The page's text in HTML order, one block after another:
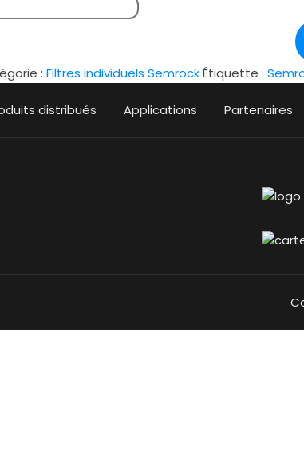
: Filtres individuels SemrockÉtiquette :
distribués Applications Partenaires